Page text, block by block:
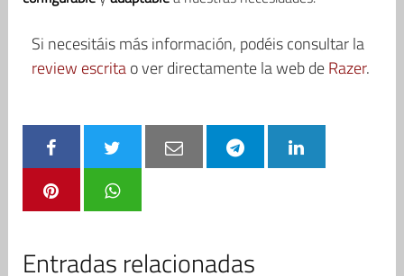
Si necesitáis más información, podéis consultar la
review escritao ver directamente la web deRazer.
Entradas relacionadas